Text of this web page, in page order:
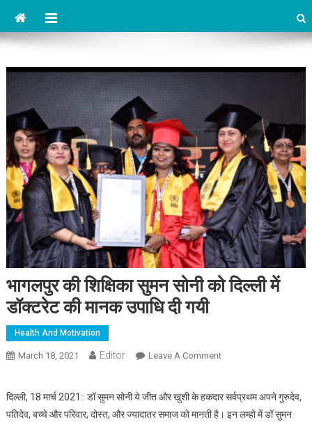
भागलपुर की शिक्षिका सुमन सोनी को दिल्ली में
डॉक्टरेट की मानक उपाधि दी गयी
Health And Motivation
March 18, 2021 Editor Leave A CommentOn भागलपुर की शिक्षिका
गयी
दिल्ली, 18 मार्च 2021:: डॉ सुमन सोनी ये जीत और खुशी के हकदार सर्वप्रथम अपने गुरुदेव,
पतिदेव, बच्चे और परिवार, दोस्त, और ज्यादातर समाज को मानती है। इन लम्हो में डॉ सुमन